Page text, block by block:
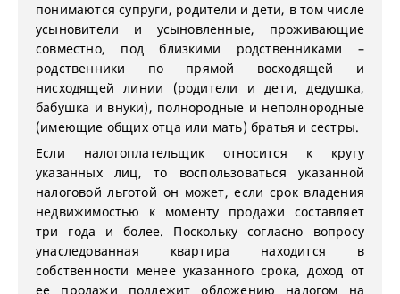
понимаются супруги, родители и дети, в том числе
усыновители и усыновленные, проживающие
совместно, под близкими родственниками –
родственники по прямой восходящей и
нисходящей линии (родители и дети, дедушка,
бабушка и внуки), полнородные и неполнородные
(имеющие общих отца или мать) братья и сестры.
Если налогоплательщик относится к кругу
указанных лиц, то воспользоваться указанной
налоговой льготой он может, если срок владения
недвижимостью к моменту продажи составляет
три года и более. Поскольку согласно вопросу
унаследованная квартира находится в
собственности менее указанного срока, доход от
ее продажи подлежит обложению налогом на